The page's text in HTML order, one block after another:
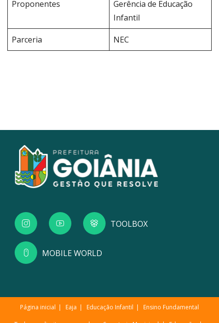
Proponentes
Gerência de Educação
Infantil
Parceria NEC
TOOLBOX
MOBILE WORLD
Página inicial Eaja Educação Infantil Ensino Fundamental